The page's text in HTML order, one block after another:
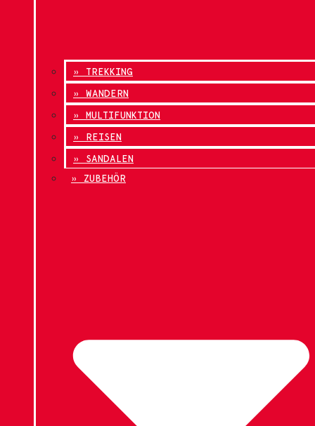
» TREKKING
» WANDERN
» MULTIFUNKTION
» REISEN
» SANDALEN
» ZUBEHÖR